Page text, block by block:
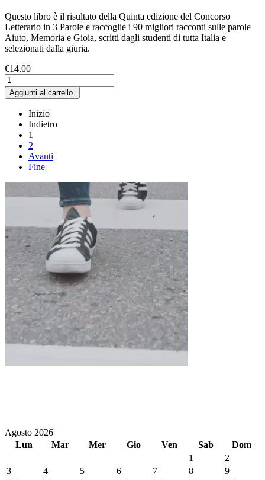
Questo libro è il risultato della Quinta edizione del Concorso
Letterario in 3 Parole e raccoglie i 90 migliori racconti sulle parole
Aiuto, Memoria e Gioia, scritti dagli studenti di tutta Italia e
selezionati dalla giuria.
€14.00
Inizio
Indietro
1
2
Avanti
Fine
Agosto 2026
Lun
Mar Mer Gio Ven Sab
Dom
1
2
3
4 5 6 7 8
9